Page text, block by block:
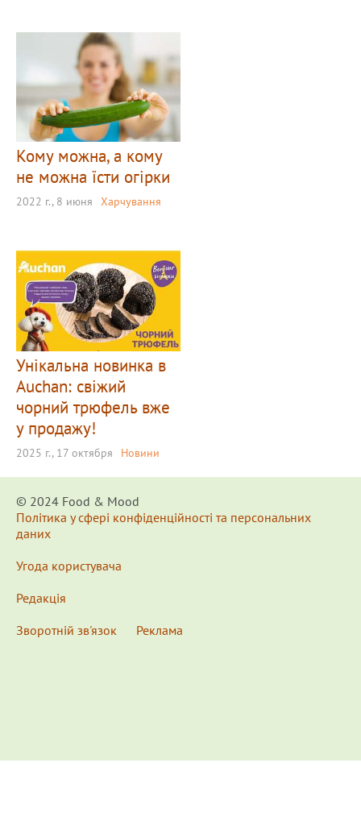
Кому можна, а кому
не можна їсти огірки
2022 г., 8 июня Харчування
Унікальна новинка в
Auchan: свіжий
чорний трюфель вже
у продажу!
2025 г., 17 октября Новини
© 2024 Food & Мood
Політика у сфері конфіденційності та персональних
даних
Угода користувача
Редакція
Зворотній зв'язок
Реклама